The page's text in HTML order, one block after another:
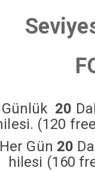
Günlük 20
(120
Her Gün 20
hilesi (160